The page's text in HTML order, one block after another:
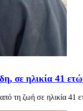
σε ηλικία 41
τη ζωή σε ηλικία 41